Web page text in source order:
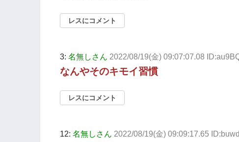
レスにコメント
3: 名無しさん 2022/08/19(金) 09:07:07.08
なんやそのキモイ習慣
レスにコメント
12: 名無しさん 2022/08/19(金) 09:09:17.65